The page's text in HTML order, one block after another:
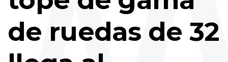
de ruedas de 32